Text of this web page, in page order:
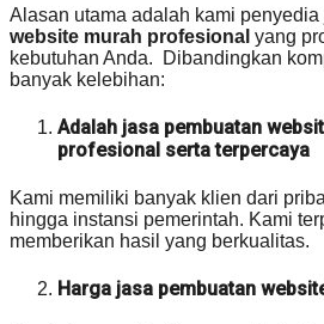
Alasan utama adalah kami penyedia
website murah profesional yang
kebutuhan Anda. Dibandingkan
banyak kelebihan:
Adalah jasa pembuatan
profesional serta terpercaya
Kami memiliki banyak klien dari
hingga instansi pemerintah. Kami
memberikan hasil yang berkualitas.
Harga jasa pembuatan